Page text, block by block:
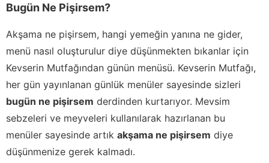
Bugün Ne Pişirsem?
Akşama ne pişirsem, hangi yemeğin yanına ne gider,
menü nasıl oluşturulur diye düşünmekten bıkanlar için
Kevserin Mutfağından günün menüsü. Kevserin Mutfağı,
her gün yayınlanan günlük menüler sayesinde sizleri
bugün ne pişirsem derdinden kurtarıyor. Mevsim
sebzeleri ve meyveleri kullanılarak hazırlanan bu
menüler sayesinde artık akşama ne pişirsem diye
düşünmenize gerek kalmadı.